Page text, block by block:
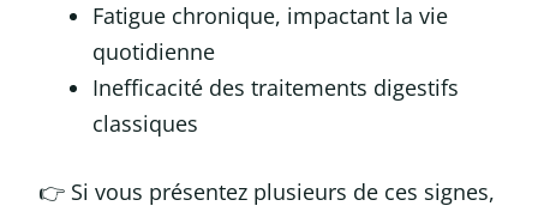
Fatigue chronique, impactant la vie
quotidienne
Inefficacité des traitements digestifs
classiques
👉 Si vous présentez plusieurs de ces signes,